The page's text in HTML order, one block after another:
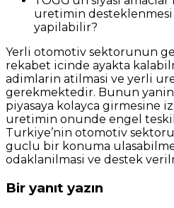
uretimin
yapilabilir?
Yerli otomotiv sektorunun
rekabet icinde ayakta
adimlarin atilmasi ve yerli
gerekmektedir. Bunun
piyasaya kolayca girmesine
uretimin onunde engel
Turkiye’nin otomotiv
guclu bir konuma
odaklanilmasi ve destek
Bir yanıt yazın